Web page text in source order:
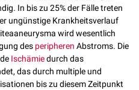
In bis zu 25% der Fälle treten
ungünstige Krankheitsverlauf
wird wesentlich
des peripheren Abstroms. Die
Ischämiedurch das
das durch multiple und
bis zu diesem Zeitpunkt